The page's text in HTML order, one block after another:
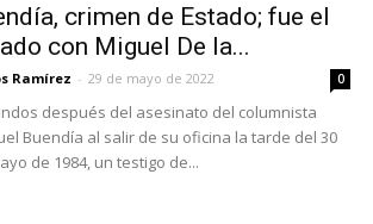
crimen de Estado; fue el
con Miguel De la...
Ramírez - 29 de mayo de 2022 0
después del asesinato del columnista
Buendía al salir de su oficina la tarde del 30
de 1984, un testigo de...